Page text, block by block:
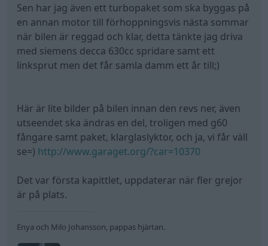
Sen har jag även ett turbopaket som ska byggas på
en annan motor till förhoppningsvis nästa sommar
när bilen är reggad och klar, detta tänkte jag driva
med siemens decca 630cc spridare samt ett
linksprut men det får samla damm ett år till;)
Här är lite bilder på bilen innan den revs ner, även
utseendet ska ändras en del, troligen med g60
fångare samt paket, klarglaslyktor, och ja, vi får väll
se=) http://www.garaget.org/?car=10370
Det var första kapittlet, uppdaterar när fler grejor
är på plats.
Enya och Milo Johansson, pappas hjärtan.